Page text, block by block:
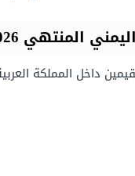
المنتهي 2026
داخل المملكة